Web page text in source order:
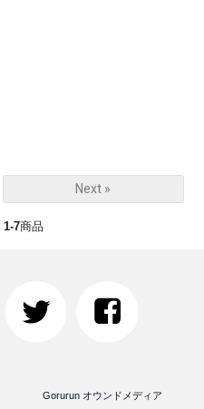
Next »
1-7商品
Gorurun オウンドメディア